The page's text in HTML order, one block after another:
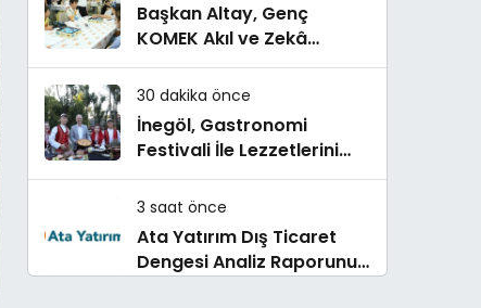
Başkan Altay, Genç
KOMEK Akıl ve Zekâ
Oyunları’nın Final Turunda
Öğrencilerin Heyecanını
Paylaştı
30 dakika önce
İnegöl, Gastronomi
Festivali İle Lezzetlerini
Vitrine Çıkarıyor
3 saat önce
Ata Yatırım Dış Ticaret
Dengesi Analiz Raporunu